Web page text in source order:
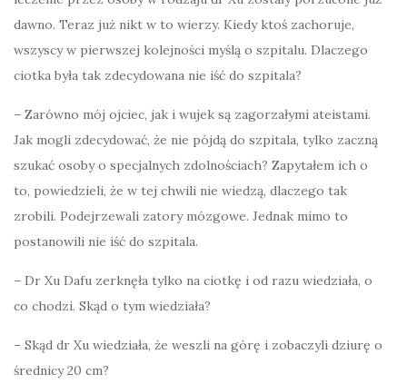
dawno. Teraz już nikt w to wierzy. Kiedy ktoś zachoruje,
wszyscy w pierwszej kolejności myślą o szpitalu. Dlaczego
ciotka była tak zdecydowana nie iść do szpitala?
– Zarówno mój ojciec, jak i wujek są zagorzałymi ateistami.
Jak mogli zdecydować, że nie pójdą do szpitala, tylko zaczną
szukać osoby o specjalnych zdolnościach? Zapytałem ich o
to, powiedzieli, że w tej chwili nie wiedzą, dlaczego tak
zrobili. Podejrzewali zatory mózgowe. Jednak mimo to
postanowili nie iść do szpitala.
– Dr Xu Dafu zerknęła tylko na ciotkę i od razu wiedziała, o
co chodzi. Skąd o tym wiedziała?
– Skąd dr Xu wiedziała, że weszli na górę i zobaczyli dziurę o
średnicy 20 cm?